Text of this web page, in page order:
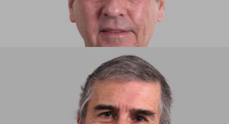
DIOGO DE BRITO E FARO